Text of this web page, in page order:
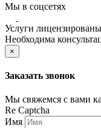
Мы в соцсетях
Услуги
Необходима
×
Заказать звонок
Мы свяжемся с вами
Re Captcha
Имя